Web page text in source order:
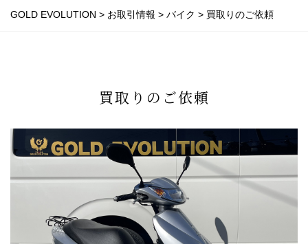
GOLD EVOLUTION > お取引情報 > バイク > 買取りのご依頼
買取りのご依頼